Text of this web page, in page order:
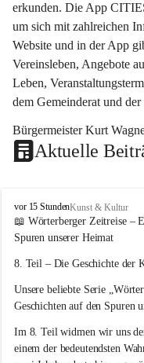
erkunden. Die App
um sich mit zahlreichen
Website und in der App
Vereinsleben, Angebote
Leben,
dem Gemeinderat und
Bürgermeister Kurt
Aktuelle
W
ö
r
e
b
e
g
vor 15 StundenKunst & Kultur
📖 Wörterberger Zeitreise –
Spuren unserer Heimat
8. Teil – Die Geschichte der
Unsere beliebte Serie
Geschichten auf den Spuren
Im 8. Teil widmen wir uns
einem der bedeutendsten